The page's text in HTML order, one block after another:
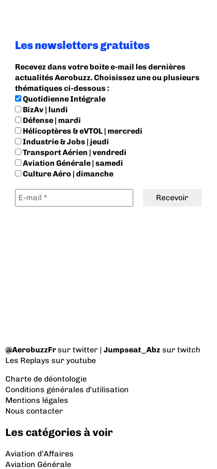
Les newsletters gratuites
Recevez dans votre boite e-mail les dernières
actualités Aerobuzz. Choisissez une ou plusieurs
thématiques ci-dessous :
Quotidienne Intégrale
BizAv | lundi
Défense | mardi
Hélicoptères & eVTOL | mercredi
Industrie & Jobs | jeudi
Transport Aérien | vendredi
Aviation Générale | samedi
Culture Aéro | dimanche
@AerobuzzFrsur twitter |Jumpseat_Abz sur twitch
Les Replays sur youtube
Charte de déontologie
Conditions générales d'utilisation
Mentions légales
Nous contacter
Les catégories à voir
Aviation d’Affaires
Aviation Générale